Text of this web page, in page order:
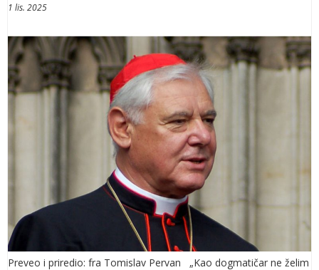
1 lis. 2025
Preveo i priredio: fra Tomislav Pervan „Kao dogmatičar ne želim